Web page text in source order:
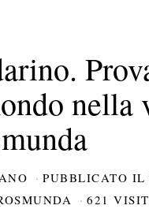
nella
PUBBLICATO IL
621